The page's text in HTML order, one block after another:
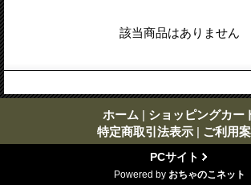
該当商品はありません
ホーム | ショッピングカー
特定商取引法表示 | ご利用
PCサイト
Powered by おちゃのこネット